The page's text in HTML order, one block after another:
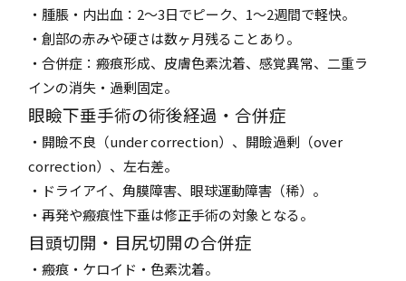
・腫脹・内出血：2～3日でピーク、1～2週間で軽快。
・創部の赤みや硬さは数ヶ月残ることあり。
・合併症：瘢痕形成、皮膚色素沈着、感覚異常、二重ラ
インの消失・過剰固定。
眼瞼下垂手術の術後経過・合併症
・開瞼不良（under correction）、開瞼過剰（over
correction）、左右差。
・ドライアイ、角膜障害、眼球運動障害（稀）。
・再発や瘢痕性下垂は修正手術の対象となる。
目頭切開・目尻切開の合併症
・瘢痕・ケロイド・色素沈着。